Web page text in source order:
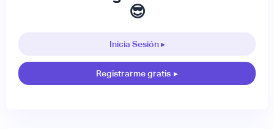
😎
Inicia Sesión ▸
Registrarme gratis ▸